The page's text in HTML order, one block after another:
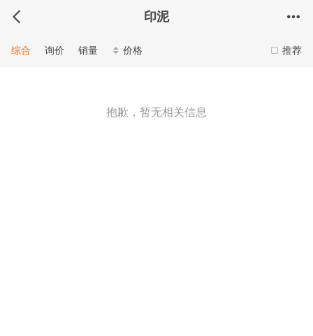
印泥
推荐
综合 询价 销量 价格
抱歉，暂无相关信息